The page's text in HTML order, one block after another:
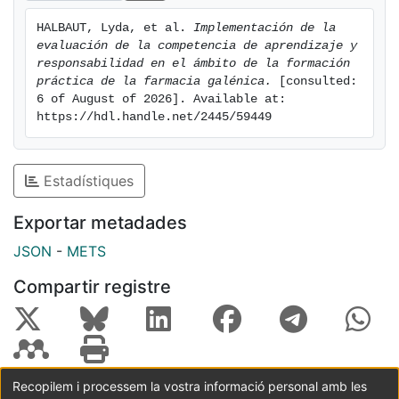
objetivos docentes propuestos.
HALBAUT, Lyda, et al. Implementación de la
evaluación de la competencia de aprendizaje y
responsabilidad en el ámbito de la formación
práctica de la farmacia galénica.
[consulted:
6 of August of 2026]. Available at:
https://hdl.handle.net/2445/59449
Estadístiques
Exportar metadades
JSON - METS
Compartir registre
Recopilem i processem la vostra informació personal amb les